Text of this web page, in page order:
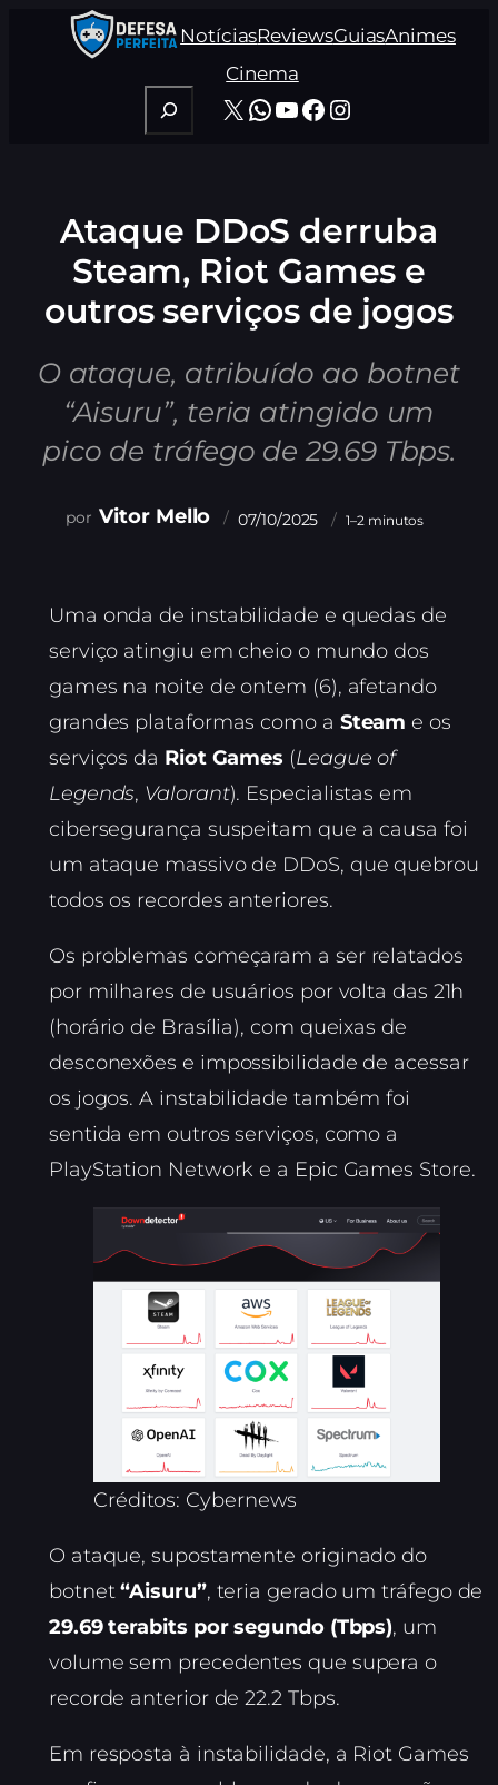
NotíciasReviewsGuiasAnimes
Cinema
Pesquisar
X WhatsApp
Youtube
Facebook
Instagram
Ataque DDoS derruba
Steam, Riot Games e
outros serviços de jogos
O ataque, atribuído ao botnet
“Aisuru”, teria atingido um
pico de tráfego de 29.69 Tbps.
Vitor Mello 07/10/2025 1–2 minutos
Uma onda de instabilidade e quedas de
serviço atingiu em cheio o mundo dos
games na noite de ontem (6), afetando
grandes plataformas como a Steam e os
serviços da Riot Games (League of
Legends, Valorant). Especialistas em
cibersegurança suspeitam que a causa foi
um ataque massivo de DDoS, que quebrou
todos os recordes anteriores.
Os problemas começaram a ser relatados
por milhares de usuários por volta das 21h
(horário de Brasília), com queixas de
desconexões e impossibilidade de acessar
os jogos. A instabilidade também foi
sentida em outros serviços, como a
PlayStation Network e a Epic Games Store.
Créditos: Cybernews
O ataque, supostamente originado do
botnet“Aisuru”, teria gerado um tráfego de
29.69 terabits por segundo (Tbps), um
volume sem precedentes que supera o
recorde anterior de 22.2 Tbps.
Em resposta à instabilidade, a Riot Games